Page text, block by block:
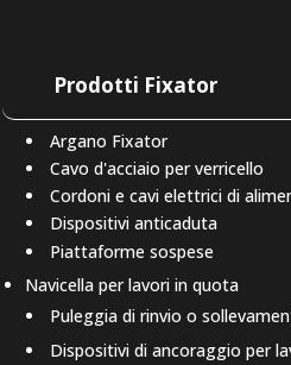
Prodotti Fixator
Argano Fixator
Cavo d'acciaio per verricello
Cordoni e cavi elettrici di
Dispositivi anticaduta
Piattaforme sospese
Navicella per lavori in quota
Puleggia di rinvio o
Dispositivi di ancoraggio per